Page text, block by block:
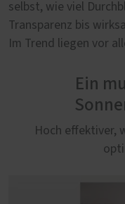
selbst, wie viel
Transparenz bis
Im Trend liegen vor
Ein
Hoch effektiver,